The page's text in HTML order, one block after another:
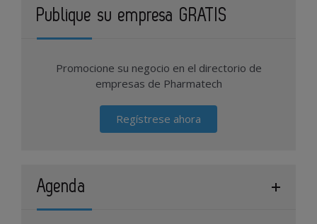
Publique su empresa GRATIS
Promocione su negocio en el directorio de
empresas de Pharmatech
Regístrese ahora
Agenda